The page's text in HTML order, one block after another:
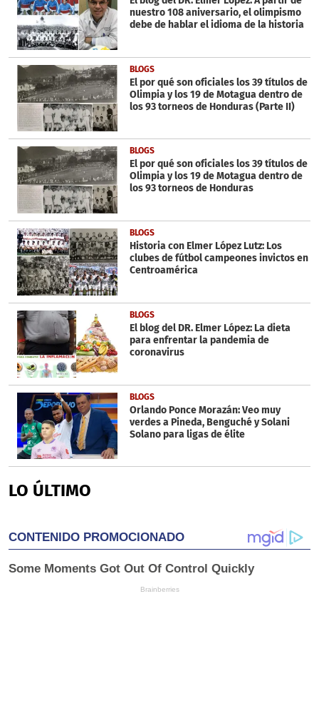
0
nuestro 108 aniversario, el olimpismo
debe de hablar el idioma de la historia
BLOGS
El por qué son oficiales los 39 títulos de
Olimpia y los 19 de Motagua dentro de
los 93 torneos de Honduras (Parte II)
BLOGS
El por qué son oficiales los 39 títulos de
Olimpia y los 19 de Motagua dentro de
los 93 torneos de Honduras
BLOGS
Historia con Elmer López Lutz: Los
clubes de fútbol campeones invictos en
Centroamérica
BLOGS
El blog del DR. Elmer López: La dieta
para enfrentar la pandemia de
coronavirus
BLOGS
Orlando Ponce Morazán: Veo muy
verdes a Pineda, Benguché y Solani
Solano para ligas de élite
LO ÚLTIMO